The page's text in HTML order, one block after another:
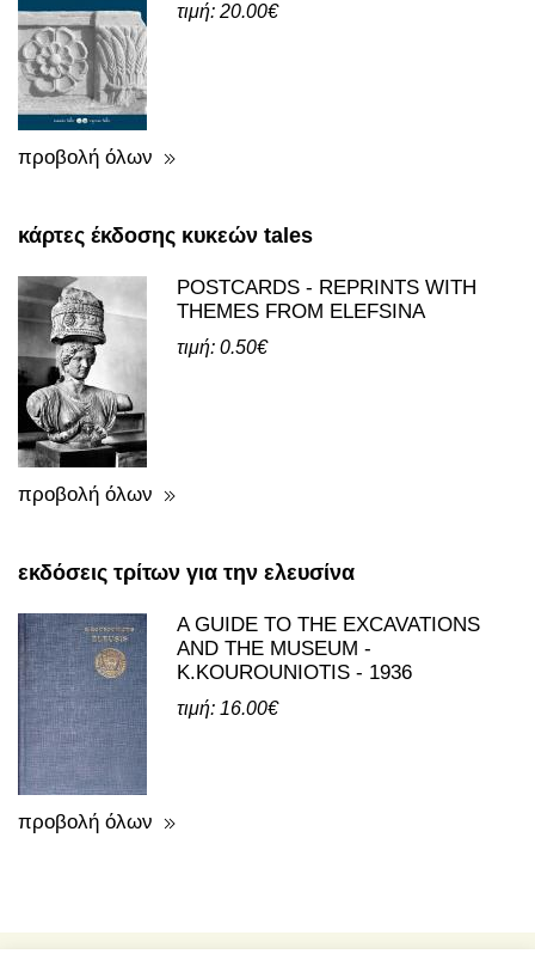
τιμή: 20.00€
προβολή όλων
κάρτες έκδοσης κυκεών tales
POSTCARDS - REPRINTS WITH
THEMES FROM ELEFSINA
τιμή: 0.50€
προβολή όλων
εκδόσεις τρίτων για την ελευσίνα
A GUIDE TO THE EXCAVATIONS
AND THE MUSEUM -
K.KOUROUNIOTIS - 1936
τιμή: 16.00€
προβολή όλων